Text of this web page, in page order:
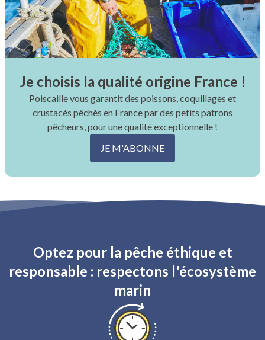
Je choisis la qualité origine France !
Poiscaille vous garantit des poissons, coquillages et
crustacés pêchés en France par des petits patrons
pêcheurs, pour une qualité exceptionnelle !
JE M'ABONNE
Optez pour la pêche éthique et
responsable : respectons l'écosystème
marin